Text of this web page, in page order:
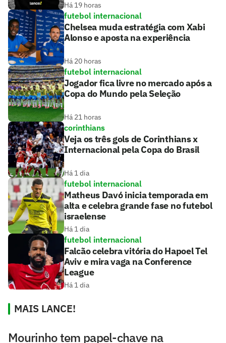
Há 19 horas
futebol internacional
Chelsea muda estratégia com Xabi
Alonso e aposta na experiência
Há 20 horas
futebol internacional
Jogador fica livre no mercado após a
Copa do Mundo pela Seleção
Há 21 horas
corinthians
Veja os três gols de Corinthians x
Internacional pela Copa do Brasil
Há 1 dia
futebol internacional
Matheus Davó inicia temporada em
alta e celebra grande fase no futebol
israelense
Há 1 dia
futebol internacional
Falcão celebra vitória do Hapoel Tel
Aviv e mira vaga na Conference
League
Há 1 dia
MAIS LANCE!
Mourinho tem papel-chave na